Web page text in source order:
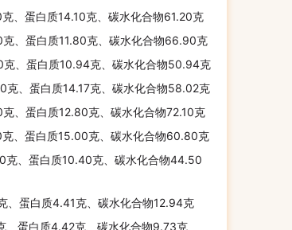
、蛋白质14.10克、碳水化合物61.20克
、蛋白质11.80克、碳水化合物66.90克
、蛋白质10.94克、碳水化合物50.94克
克、蛋白质14.17克、碳水化合物58.02克
、蛋白质12.80克、碳水化合物72.10克
、蛋白质15.00克、碳水化合物60.80克
克、蛋白质10.40克、碳水化合物44.50
、蛋白质4.41克、碳水化合物12.94克
、蛋白质4.42克、碳水化合物9.73克